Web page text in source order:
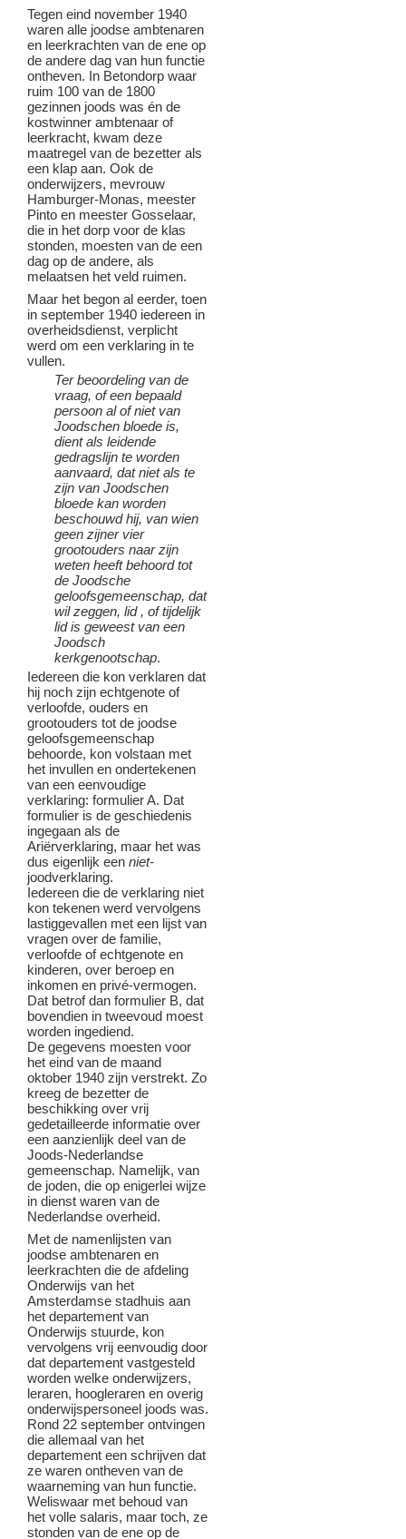
Tegen eind november 1940
waren alle joodse ambtenaren
en leerkrachten van de ene op
de andere dag van hun functie
ontheven. In Betondorp waar
ruim 100 van de 1800
gezinnen joods was én de
kostwinner ambtenaar of
leerkracht, kwam deze
maatregel van de bezetter als
een klap aan. Ook de
onderwijzers, mevrouw
Hamburger-Monas, meester
Pinto en meester Gosselaar,
die in het dorp voor de klas
stonden, moesten van de een
dag op de andere, als
melaatsen het veld ruimen.
Maar het begon al eerder, toen
in september 1940 iedereen in
overheidsdienst, verplicht
werd om een verklaring in te
vullen.
Ter beoordeling van de
vraag, of een bepaald
persoon al of niet van
Joodschen bloede is,
dient als leidende
gedragslijn te worden
aanvaard, dat niet als te
zijn van Joodschen
bloede kan worden
beschouwd hij, van wien
geen zijner vier
grootouders naar zijn
weten heeft behoord tot
de Joodsche
geloofsgemeenschap, dat
wil zeggen, lid , of tijdelijk
lid is geweest van een
Joodsch
kerkgenootschap.
Iedereen die kon verklaren dat
hij noch zijn echtgenote of
verloofde, ouders en
grootouders tot de joodse
geloofsgemeenschap
behoorde, kon volstaan met
het invullen en ondertekenen
van een eenvoudige
verklaring: formulier A. Dat
formulier is de geschiedenis
ingegaan als de
Ariërverklaring, maar het was
dus eigenlijk een niet-
joodverklaring.
Iedereen die de verklaring niet
kon tekenen werd vervolgens
lastiggevallen met een lijst van
vragen over de familie,
verloofde of echtgenote en
kinderen, over beroep en
inkomen en privé-vermogen.
Dat betrof dan formulier B, dat
bovendien in tweevoud moest
worden ingediend.
De gegevens moesten voor
het eind van de maand
oktober 1940 zijn verstrekt. Zo
kreeg de bezetter de
beschikking over vrij
gedetailleerde informatie over
een aanzienlijk deel van de
Joods-Nederlandse
gemeenschap. Namelijk, van
de joden, die op enigerlei wijze
in dienst waren van de
Nederlandse overheid.
Met de namenlijsten van
joodse ambtenaren en
leerkrachten die de afdeling
Onderwijs van het
Amsterdamse stadhuis aan
het departement van
Onderwijs stuurde, kon
vervolgens vrij eenvoudig door
dat departement vastgesteld
worden welke onderwijzers,
leraren, hoogleraren en overig
onderwijspersoneel joods was.
Rond 22 september ontvingen
die allemaal van het
departement een schrijven dat
ze waren ontheven van de
waarneming van hun functie.
Weliswaar met behoud van
het volle salaris, maar toch, ze
stonden van de ene op de